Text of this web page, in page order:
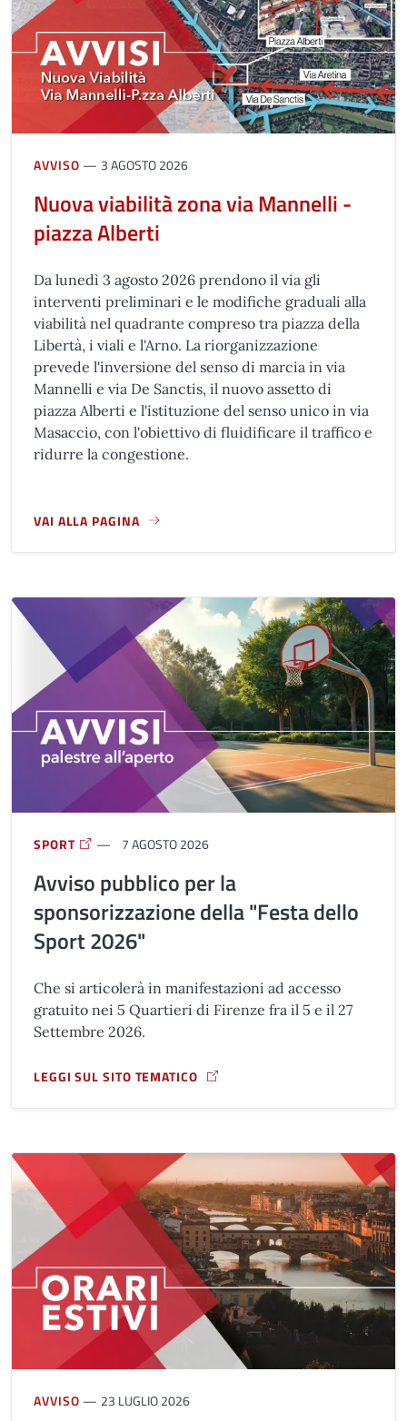
AVVISO 3 AGOSTO 2026
Nuova viabilità zona via Mannelli -
piazza Alberti
Da lunedì 3 agosto 2026 prendono il via gli
interventi preliminari e le modifiche graduali alla
viabilità nel quadrante compreso tra piazza della
Libertà, i viali e l'Arno. La riorganizzazione
prevede l'inversione del senso di marcia in via
Mannelli e via De Sanctis, il nuovo assetto di
piazza Alberti e l'istituzione del senso unico in via
Masaccio, con l'obiettivo di fluidificare il traffico e
ridurre la congestione.
VAI ALLA PAGINA
A PROPOSITO DI NUOVA VIABILITÀ ZONA VIA MANNELLI -
SPORT 7 AGOSTO 2026
Avviso pubblico per la
sponsorizzazione della "Festa dello
Sport 2026"
Che si articolerà in manifestazioni ad accesso
gratuito nei 5 Quartieri di Firenze fra il 5 e il 27
Settembre 2026.
LEGGI SUL SITO TEMATICO
A PROPOSITO DI AVVISO PUBBLICO PER LA
AVVISO 23 LUGLIO 2026